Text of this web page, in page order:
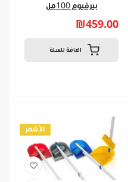
بيرفيوم 100مل
₪459.00
اضافة للسلة
الأشهر